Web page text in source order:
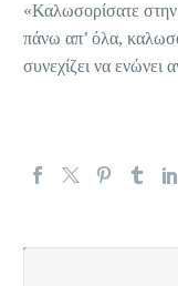
«Καλωσορίσατε
πάνω απ’ όλα,
συνεχίζει να ενώνει